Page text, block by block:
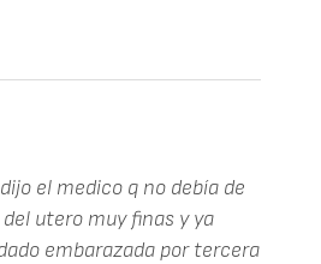
el medico q no debía de
utero muy finas y ya
embarazada por tercera